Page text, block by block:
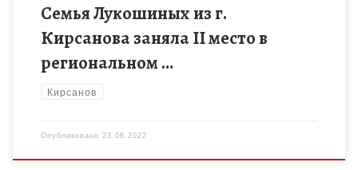
Семья Лукошиных из г.
Кирсанова заняла II место в
региональном …
Кирсанов
Опубликовано 23.06.2022